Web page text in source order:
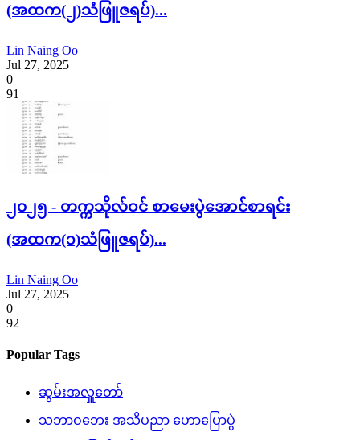
(အထက(၂)သံဖြူဇရပ်)...
Lin Naing Oo
Jul 27, 2025
0
91
၂၀၂၅ - တက္ကသိုလ်ဝင် စာမေးပွဲအောင်စာရင်း
(အထက(၁)သံဖြူဇရပ်)...
Lin Naing Oo
Jul 27, 2025
0
92
Popular Tags
ဆွမ်းအလှူတော်
သဘာဝဘေး အသိပညာ ဟောပြောပွဲ